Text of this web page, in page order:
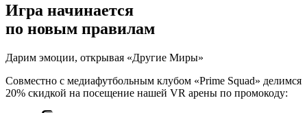
Игра начинается
по новым правилам
Дарим эмоции, открывая «Другие Миры»
Совместно с медиафутбольным клубом «Prime Squad» делимся
20% скидкой на посещение нашей VR арены по промокоду: